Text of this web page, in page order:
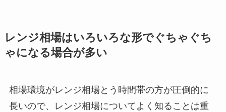
レンジ相場はいろいろな形でぐちゃぐち
ゃになる場合が多い
相場環境がレンジ相場とう時間帯の方が圧倒的に
長いので、レンジ相場についてよく知ることは重